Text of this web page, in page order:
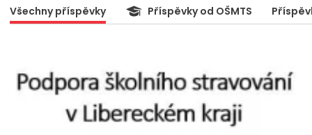
Všechny příspěvky Příspěvky od OŠMTS